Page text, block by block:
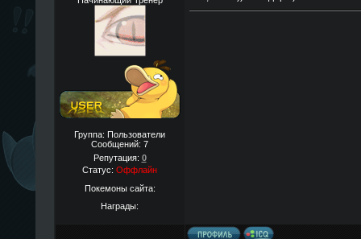
Группа: Пользователи
Сообщений: 7
Репутация: 0
Статус: Оффлайн
Покемоны сайта:
Награды: